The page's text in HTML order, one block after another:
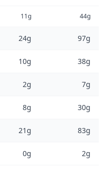
11g 44g
24g 97g
10g 38g
2g 7g
8g 30g
21g 83g
0g 2g